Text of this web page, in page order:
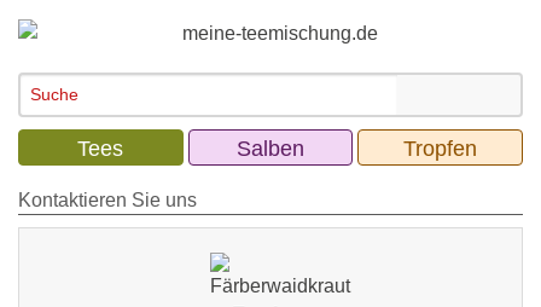
Tees Salben Tropfen
Kontaktieren Sie uns